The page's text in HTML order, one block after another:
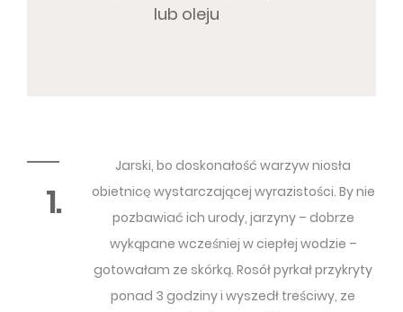
lub oleju
1.
Jarski, bo doskonałość warzyw niosła
obietnicę wystarczającej wyrazistości. By nie
pozbawiać ich urody, jarzyny – dobrze
wykąpane wcześniej w ciepłej wodzie –
gotowałam ze skórką. Rosół pyrkał przykryty
ponad 3 godziny i wyszedł treściwy, ze